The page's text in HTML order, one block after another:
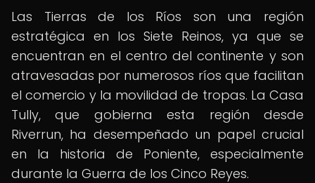
Las Tierras de los Ríos son una región
estratégica en los Siete Reinos, ya que se
encuentran en el centro del continente y son
atravesadas por numerosos ríos que facilitan
el comercio y la movilidad de tropas. La Casa
Tully, que gobierna esta región desde
Riverrun, ha desempeñado un papel crucial
en la historia de Poniente, especialmente
durante la Guerra de los Cinco Reyes.